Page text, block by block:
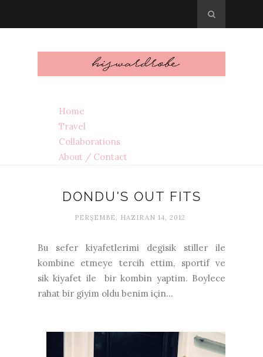
Home
Travel
Collaborations
About / Contact
DONDU'S OUT FITS
PERŞEMBE, HAZIRAN 14, 2012
Bu sefer kiyafetlerimi degisik stiller ile
kombine etmeye tercih ettim, sportif ve
sik kiyafet ile bir kombin yaptim. Boylece
rahat bir giyim oldu benim için...